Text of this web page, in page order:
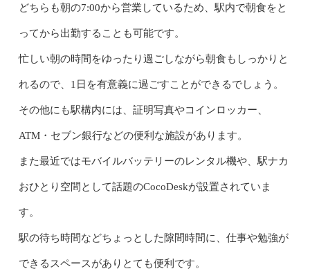
どちらも朝の7:00から営業しているため、駅内で朝食をと
ってから出勤することも可能です。
忙しい朝の時間をゆったり過ごしながら朝食もしっかりと
れるので、1日を有意義に過ごすことができるでしょう。
その他にも駅構内には、証明写真やコインロッカー、
ATM・セブン銀行などの便利な施設があります。
また最近ではモバイルバッテリーのレンタル機や、駅ナカ
おひとり空間として話題のCocoDeskが設置されていま
す。
駅の待ち時間などちょっとした隙間時間に、仕事や勉強が
できるスペースがありとても便利です。